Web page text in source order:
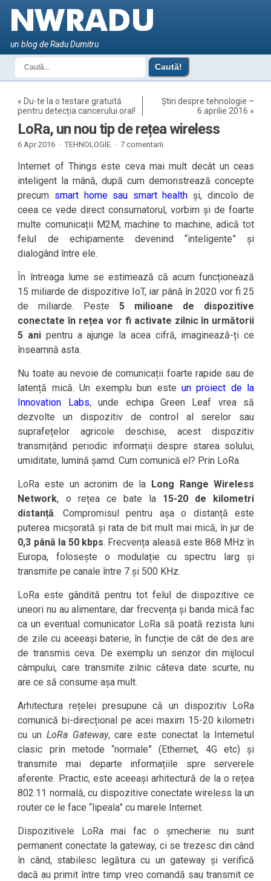
un blog de Radu Dumitru
« Du-te la o testare gratuită
pentru detecția cancerului oral!
Știri despre tehnologie –
6 aprilie 2016 »
LoRa, un nou tip de rețea wireless
6 Apr 2016 · TEHNOLOGIE · 7 comentarii
Internet of Things este ceva mai mult decât un ceas
inteligent la mână, după cum demonstrează concepte
precum smart home sau smart health și, dincolo de
ceea ce vede direct consumatorul, vorbim și de foarte
multe comunicații M2M, machine to machine, adică tot
felul de echipamente devenind “inteligente” și
dialogând între ele.
În întreaga lume se estimează că acum funcționează
15 miliarde de dispozitive IoT, iar până în 2020 vor fi 25
de miliarde. Peste5 milioane de dispozitive
conectate în rețea vor fi activate zilnic în următorii
5 ani pentru a ajunge la acea cifră, imaginează-ți ce
înseamnă asta.
Nu toate au nevoie de comunicații foarte rapide sau de
latență mică. Un exemplu bun este un proiect de la
Innovation Labs, unde echipa Green Leaf vrea să
dezvolte un dispozitiv de control al serelor sau
suprafețelor agricole deschise, acest dispozitiv
transmițând periodic informații despre starea solului,
umiditate, lumină șamd. Cum comunică el? Prin LoRa.
LoRa este un acronim de la Long Range Wireless
Network, o rețea ce bate la 15-20 de kilometri
distanță. Compromisul pentru așa o distanță este
puterea micșorată și rata de bit mult mai mică, în jur de
0,3 până la 50 kbps. Frecvența aleasă este 868 MHz în
Europa, folosește o modulație cu spectru larg și
transmite pe canale între 7 și 500 KHz.
LoRa este gândită pentru tot felul de dispozitive ce
uneori nu au alimentare, dar frecvența și banda mică fac
ca un eventual comunicator LoRa să poată rezista luni
de zile cu aceeași baterie, în funcție de cât de des are
de transmis ceva. De exemplu un senzor din mijlocul
câmpului, care transmite zilnic câteva date scurte, nu
are ce să consume așa mult.
Arhitectura rețelei presupune că un dispozitiv LoRa
comunică bi-direcțional pe acei maxim 15-20 kilometri
cu un LoRa Gateway, care este conectat la Internetul
clasic prin metode “normale” (Ethernet, 4G etc) și
transmite mai departe informațiile spre serverele
aferente. Practic, este aceeași arhitectură de la o rețea
802.11 normală, cu dispozitive conectate wireless la un
router ce le face “lipeala” cu marele Internet.
Dispozitivele LoRa mai fac o șmecherie: nu sunt
permanent conectate la gateway, ci se trezesc din când
în când, stabilesc legătura cu un gateway și verifică
dacă au primit între timp vreo comandă sau transmit ce